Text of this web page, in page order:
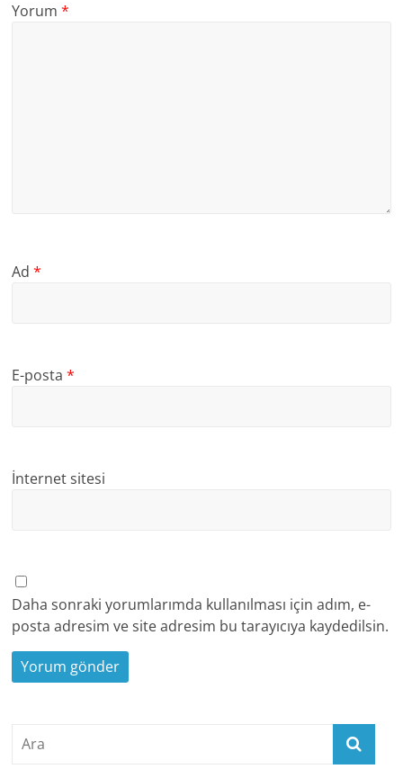
Yorum*
Ad*
E-posta*
İnternet sitesi
Daha sonraki yorumlarımda kullanılması için adım, e-
posta adresim ve site adresim bu tarayıcıya kaydedilsin.